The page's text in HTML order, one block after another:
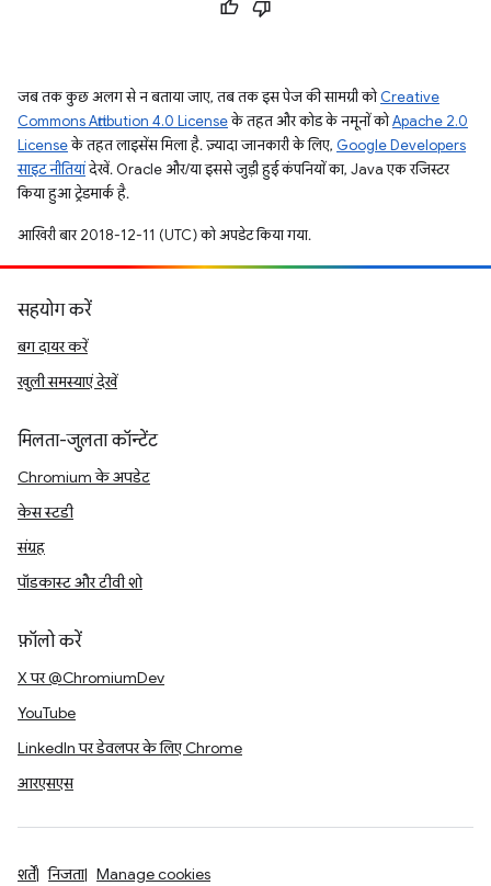
जब तक कुछ अलग से न बताया जाए, तब तक इस पेज की सामग्री कोCreative
Commons Attribution 4.0 Licenseके तहत और कोड के नमूनों कोApache 2.0
Licenseके तहत लाइसेंस मिला है. ज़्यादा जानकारी के लिए, Google Developers
साइट नीतियांदेखें. Oracle और/या इससे जुड़ी हुई कंपनियों का, Java एक रजिस्टर
किया हुआ ट्रेडमार्क है.
आखिरी बार 2018-12-11 (UTC) को अपडेट किया गया.
सहयोग करें
बग दायर करें
खुली समस्याएं देखें
मिलता-जुलता कॉन्टेंट
Chromium के अपडेट
केस स्टडी
संग्रह
पॉडकास्ट और टीवी शो
फ़ॉलो करें
X पर @ChromiumDev
YouTube
LinkedIn पर डेवलपर के लिए Chrome
आरएसएस
शर्तें निजता Manage cookies